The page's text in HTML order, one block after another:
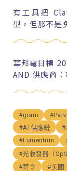
有工具把
型，但那不是
華邦電目標
AND 供應商
#gram
#AI 供應鏈
#Lumentum
#光收發器（
#禁令
#美國